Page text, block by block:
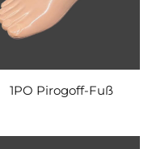
1PO Pirogoff-Fuß